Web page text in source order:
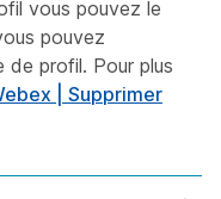
vous pouvez le
pouvez
de profil. Pour plus
| Supprimer